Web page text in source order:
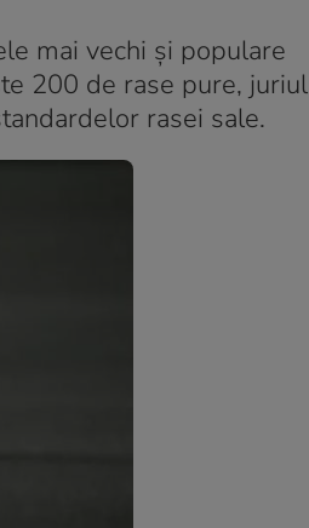
mai vechi şi populare
200 de rase pure, juriul
rasei sale.